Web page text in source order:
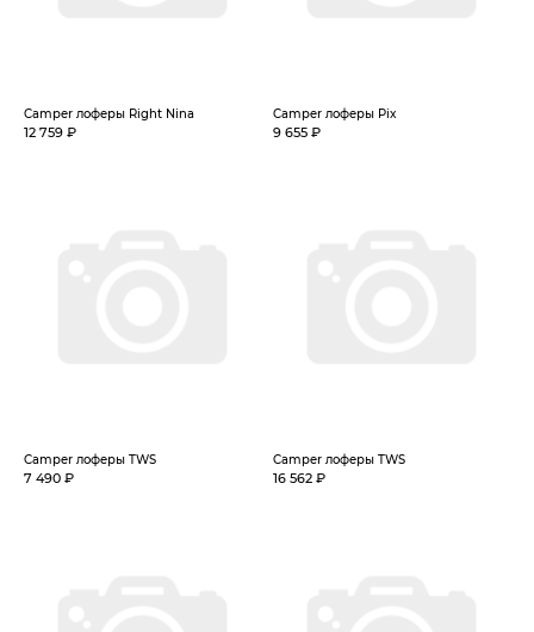
Camper лоферы Right Nina
12 759 ₽
Camper лоферы Pix
9 655 ₽
Camper лоферы TWS
7 490 ₽
Camper лоферы TWS
16 562 ₽